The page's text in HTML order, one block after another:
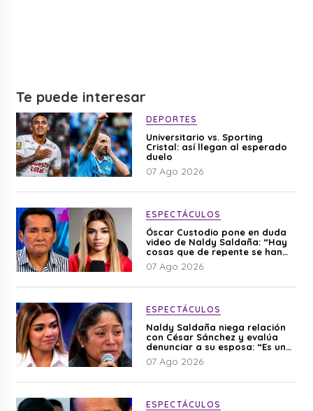
Te puede interesar
DEPORTES
Universitario vs. Sporting
Cristal: así llegan al esperado
duelo
07 Ago 2026
ESPECTÁCULOS
Óscar Custodio pone en duda
video de Naldy Saldaña: “Hay
cosas que de repente se han
editado”
07 Ago 2026
ESPECTÁCULOS
Naldy Saldaña niega relación
con César Sánchez y evalúa
denunciar a su esposa: “Es una
difamación”
07 Ago 2026
ESPECTÁCULOS